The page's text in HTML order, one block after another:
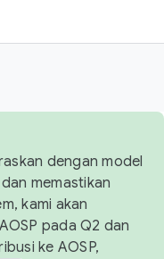
dengan model
memastikan
kami akan
pada Q2 dan
ke AOSP,